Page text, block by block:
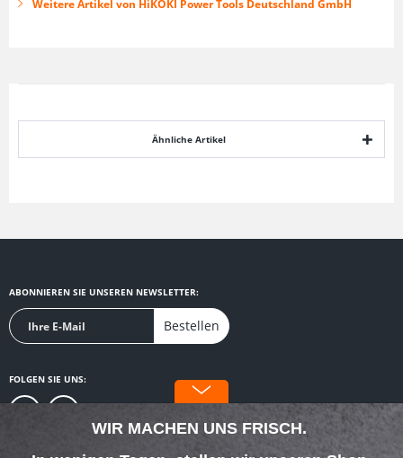
Weitere Artikel von HiKOKI Power Tools Deutschland GmbH
Ähnliche Artikel
ABONNIEREN SIE UNSEREN NEWSLETTER:
Bestellen
FOLGEN SIE UNS:
WIR MACHEN UNS FRISCH.